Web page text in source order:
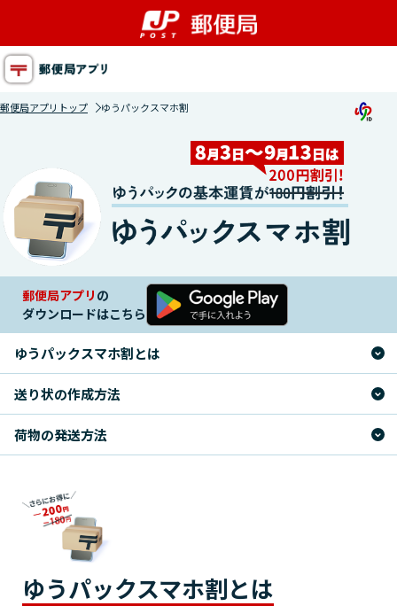
郵便局アプリトップ ゆうパックスマホ割
郵便局アプリ の
ダウンロードはこちら
ゆうパックスマホ割とは
送り状の作成方法
荷物の発送方法
ゆうパックスマホ割とは